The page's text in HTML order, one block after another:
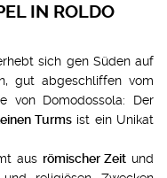
IN ROLDO
sich gen Süden auf
gut abgeschliffen vom
von Domodossola: Der
Turms ist ein Unikat
aus römischer Zeit und